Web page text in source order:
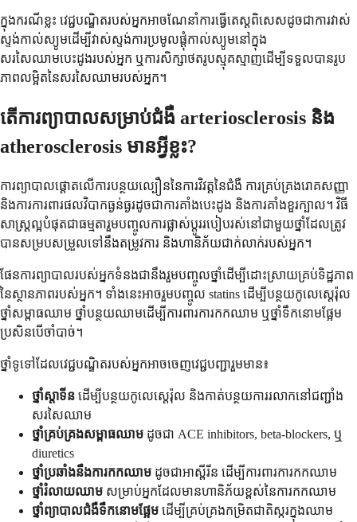
ក្នុងករណីខ្លះ វេជ្ជបណ្ឌិតរបស់អ្នកអាចណែនាំការធ្វើតេស្តពិសេសដូចជាការវាស់
ស្ទង់កាល់ស្យូមដើម្បីវាស់ស្ទង់ការប្រមូលផ្តុំកាល់ស្យូមនៅក្នុង
សរសៃឈាមបេះដូងរបស់អ្នក ឬការសិក្សាថតរូបស្មុគស្មាញដើម្បីទទួលបានរូប
ភាពលម្អិតនៃសរសៃឈាមរបស់អ្នក។
តើការព្យាបាលសម្រាប់ជំងឺ arteriosclerosis និង
atherosclerosis មានអ្វីខ្លះ?
ការព្យាបាលផ្តោតលើការបន្ថយល្បឿននៃការវិវត្តនៃជំងឺ ការគ្រប់គ្រងរោគសញ្ញា
និងការការពារផលវិបាកធ្ងន់ធ្ងរដូចជាការគាំងបេះដូង និងការគាំងខួរក្បាល។ វិធី
សាស្រ្តល្អបំផុតជាធម្មតារួមបញ្ចូលការផ្លាស់ប្តូររបៀបរស់នៅជាមួយថ្នាំដែលត្រូវ
បានសម្របសម្រួលទៅនឹងតម្រូវការ និងហានិភ័យជាក់លាក់របស់អ្នក។
ផែនការព្យាបាលរបស់អ្នកទំនងជានឹងរួមបញ្ចូលថ្នាំដើម្បីដោះស្រាយគ្រប់ទិដ្ឋភាព
នៃស្ថានភាពរបស់អ្នក។ ទាំងនេះអាចរួមបញ្ចូល statins ដើម្បីបន្ថយកូលេស្តេរ៉ុល
ថ្នាំសម្ពាធឈាម ថ្នាំបន្ថយឈាមដើម្បីការពារការកកឈាម ឬថ្នាំទឹកនោមផ្អែម
ប្រសិនបើចាំបាច់។
ថ្នាំទូទៅដែលវេជ្ជបណ្ឌិតរបស់អ្នកអាចចេញវេជ្ជបញ្ជារួមមាន៖
ថ្នាំស្តាទីន ដើម្បីបន្ថយកូលេស្តេរ៉ុល និងកាត់បន្ថយការរលាកនៅជញ្ជាំង
សរសៃឈាម
ថ្នាំគ្រប់គ្រងសម្ពាធឈាម ដូចជា ACE inhibitors, beta-blockers, ឬ
diuretics
ថ្នាំប្រឆាំងនឹងការកកឈាម ដូចជាអាស្ពីរីន ដើម្បីការពារការកកឈាម
ថ្នាំរំលាយឈាម សម្រាប់អ្នកដែលមានហានិភ័យខ្ពស់នៃការកកឈាម
ថ្នាំព្យាបាលជំងឺទឹកនោមផ្អែម ដើម្បីគ្រប់គ្រងកម្រិតជាតិស្ករក្នុងឈាម